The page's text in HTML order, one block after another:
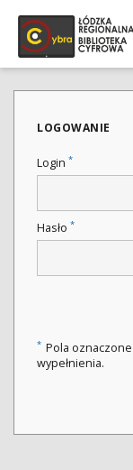
LOGOWANIE
Login *
Hasło *
* Pola
wypełnienia.